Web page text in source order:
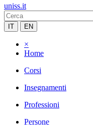
uniss.it
IT EN
×
Home
Corsi
Insegnamenti
Professioni
Persone